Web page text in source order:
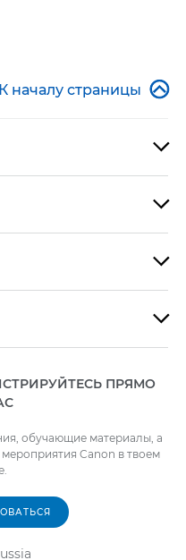
К началу страницы 




ПРЯМО
обучающие материалы, а
Canon в твоем